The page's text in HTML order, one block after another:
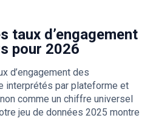
taux d’engagement
pour 2026
d’engagement des
interprétés par plateforme et
comme un chiffre universel
jeu de données 2025 montre